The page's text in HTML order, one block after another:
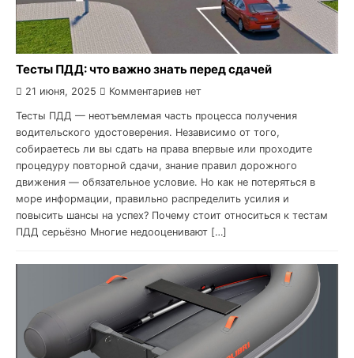
Тесты ПДД: что важно знать перед сдачей
21 июня, 2025 Комментариев нет
Тесты ПДД — неотъемлемая часть процесса получения
водительского удостоверения. Независимо от того,
собираетесь ли вы сдать на права впервые или проходите
процедуру повторной сдачи, знание правил дорожного
движения — обязательное условие. Но как не потеряться в
море информации, правильно распределить усилия и
повысить шансы на успех? Почему стоит относиться к тестам
ПДД серьёзно Многие недооценивают […]